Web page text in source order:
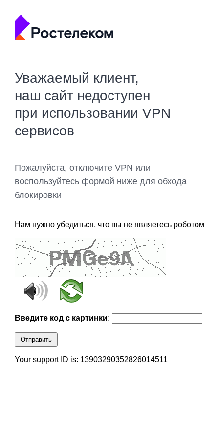
Уважаемый клиент,
наш сайт недоступен
при использовании VPN
сервисов
Пожалуйста, отключите VPN или
воспользуйтесь формой ниже для обхода
блокировки
Нам нужно убедиться, что вы не являетесь роботом
Введите код с картинки:
Отправить
Your support ID is: 13903290352826014511